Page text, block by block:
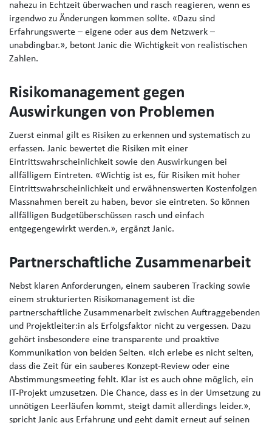
nahezu in Echtzeit überwachen und rasch reagieren, wenn es
irgendwo zu Änderungen kommen sollte. «Dazu sind
Erfahrungswerte – eigene oder aus dem Netzwerk –
unabdingbar.», betont Janic die Wichtigkeit von realistischen
Zahlen.
Risikomanagement gegen
Auswirkungen von Problemen
Zuerst einmal gilt es Risiken zu erkennen und systematisch zu
erfassen. Janic bewertet die Risiken mit einer
Eintrittswahrscheinlichkeit sowie den Auswirkungen bei
allfälligem Eintreten. «Wichtig ist es, für Risiken mit hoher
Eintrittswahrscheinlichkeit und erwähnenswerten Kostenfolgen
Massnahmen bereit zu haben, bevor sie eintreten. So können
allfälligen Budgetüberschüssen rasch und einfach
entgegengewirkt werden.», ergänzt Janic.
Partnerschaftliche Zusammenarbeit
Nebst klaren Anforderungen, einem sauberen Tracking sowie
einem strukturierten Risikomanagement ist die
partnerschaftliche Zusammenarbeit zwischen Auftraggebenden
und Projektleiter:in als Erfolgsfaktor nicht zu vergessen. Dazu
gehört insbesondere eine transparente und proaktive
Kommunikation von beiden Seiten. «Ich erlebe es nicht selten,
dass die Zeit für ein sauberes Konzept-Review oder eine
Abstimmungsmeeting fehlt. Klar ist es auch ohne möglich, ein
IT-Projekt umzusetzen. Die Chance, dass es in der Umsetzung zu
unnötigen Leerläufen kommt, steigt damit allerdings leider.»,
spricht Janic aus Erfahrung und geht damit erneut auf seinen